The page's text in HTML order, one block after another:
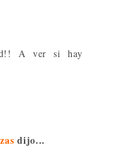
A ver si hay
dijo...